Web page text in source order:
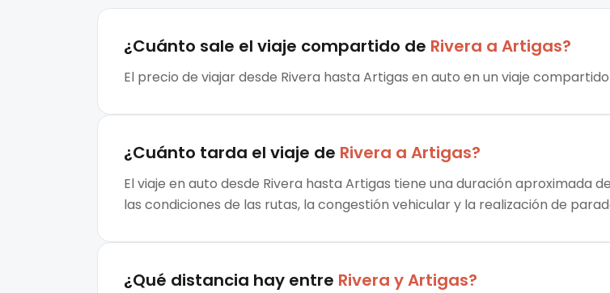
¿Cuánto sale el viaje compartido de Rivera a Artigas?
El precio de viajar desde Rivera hasta Artigas en auto en un viaje
¿Cuánto tarda el viaje de Rivera a Artigas?
El viaje en auto desde Rivera hasta Artigas tiene una duración aproximada
las condiciones de las rutas, la congestión vehicular y la realización de
¿Qué distancia hay entre Rivera yArtigas?